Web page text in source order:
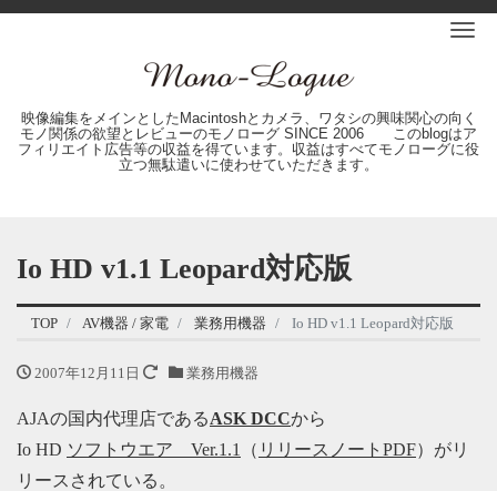
映像編集をメインとしたMacintoshとカメラ、ワタシの興味関心の向く
モノ関係の欲望とレビューのモノローグ SINCE 2006 このblogはア
フィリエイト広告等の収益を得ています。収益はすべてモノローグに役
立つ無駄遣いに使わせていただきます。
Io HD v1.1 Leopard対応版
TOP AV機器 / 家電 業務用機器 Io HD v1.1 Leopard対応版
2007年12月11日 業務用機器
AJAの国内代理店であるASK DCCから
Io HD ソフトウエア Ver.1.1 （ リリースノートPDF）がリ
リースされている。